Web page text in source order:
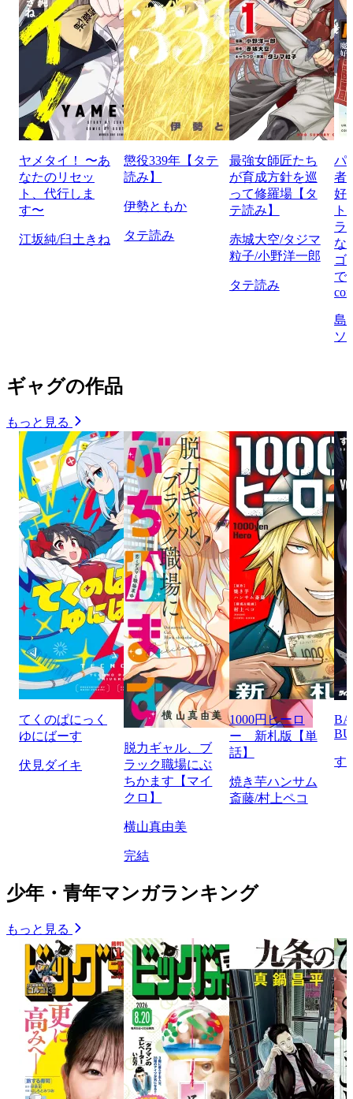
ヤメタイ！ 〜あ
なたのリセッ
ト、代行しま
す〜
江坂純/臼土きね
懲役339年【タテ
読み】
伊勢ともか
タテ読み
最強女師匠たち
が育成方針を巡
って修羅場【タ
テ読み】
赤城大空/タジマ
粒子/小野洋一郎
タテ読み
パ
者
好
ト
ラ
な
ゴ
で
島
ソ
ギャグの作品
もっと見る
てくのぱにっく
ゆにばーす
伏見ダイキ
脱力ギャル、ブ
ラック職場にぶ
ちかます【マイ
クロ】
横山真由美
完結
1000円ヒーロ
ー 新札版【単
話】
焼き芋ハンサム
斎藤/村上ペコ
す
少年・青年マンガランキング
もっと見る